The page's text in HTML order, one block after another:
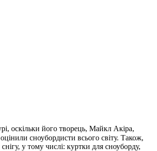
оскільки його творець, Майкл Акіра,
сноубордисти всього світу. Також,
у тому числі: куртки для сноуборду,